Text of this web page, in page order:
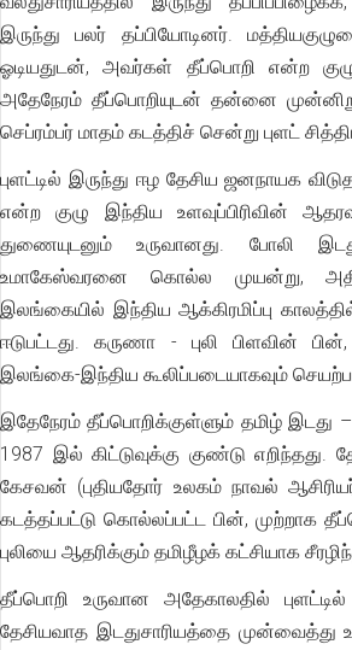
இருந்து பலர் தப்பியோடினர்.
ஓடியதுடன், அவர்கள் தீப்பொறி என்ற
அதேநேரம் தீப்பொறியுடன் தன்னை
செப்ரம்பர் மாதம் கடத்திச் சென்று புளட்
புளட்டில் இருந்து ஈழ தேசிய ஜனநாயக
என்ற குழு இந்திய உளவுப்பிரிவின்
துணையுடனும் உருவானது. போலி
உமாகேஸ்வரனை கொல்ல முயன்று,
இலங்கையில் இந்திய ஆக்கிரமிப்பு
ஈடுபட்டது. கருணா - புலி பிளவின் பின்,
இலங்கை-இந்திய கூலிப்படையாகவும்
இதேநேரம் தீப்பொறிக்குள்ளும் தமிழ் இடது –
1987 இல் கிட்டுவுக்கு குண்டு எறிந்தது.
கேசவன் (புதியதோர் உலகம் நாவல்
கடத்தப்பட்டு கொல்லப்பட்ட பின், முற்றாக
புலியை ஆதரிக்கும் தமிழீழக் கட்சியாக
தீப்பொறி உருவான அதேகாலதில் புளட்டில்
தேசியவாத இடதுசாரியத்தை முன்வைத்து